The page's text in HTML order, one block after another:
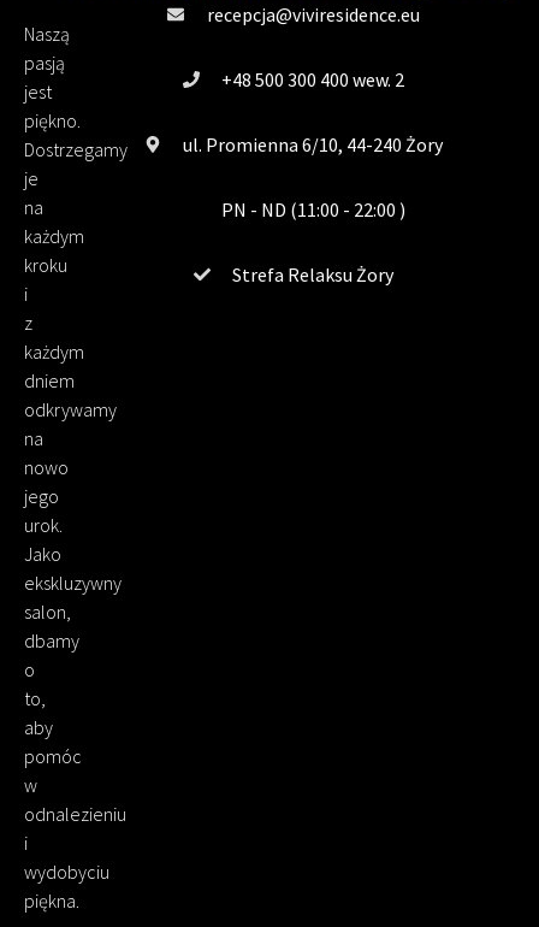
Naszą
pasją
jest
piękno.
Dostrzegamy
je
na
każdym
kroku
i
z
każdym
dniem
odkrywamy
na
nowo
jego
urok.
Jako
ekskluzywny
salon,
dbamy
o
to,
aby
pomóc
w
odnalezieniu
i
wydobyciu
piękna.
recepcja@viviresidence.eu
+48 500 300 400 wew. 2
ul. Promienna 6/10, 44-240 Żory
PN - ND (11:00 - 22:00 )
Strefa Relaksu Żory